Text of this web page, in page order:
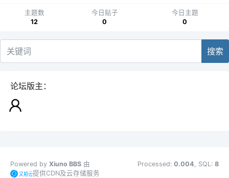
主题数
12
今日贴子
0
今日主题
0
搜索
论坛版主：
Powered by Xiuno BBS 由
提供CDN及云存储服务
Processed: 0.004, SQL: 8